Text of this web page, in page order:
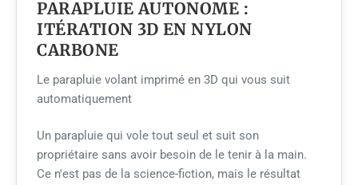
PARAPLUIE AUTONOME :
ITÉRATION 3D EN NYLON
CARBONE
Le parapluie volant imprimé en 3D qui vous suit
automatiquement
Un parapluie qui vole tout seul et suit son
propriétaire sans avoir besoin de le tenir à la main.
Ce n'est pas de la science-fiction, mais le résultat